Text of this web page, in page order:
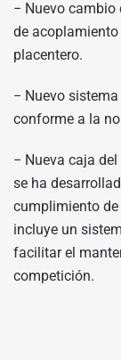
− Nuevo
de
placentero.
− Nuevo
conforme a la
− Nueva caja
se ha
cumplimiento
incluye un
facilitar el
competición.